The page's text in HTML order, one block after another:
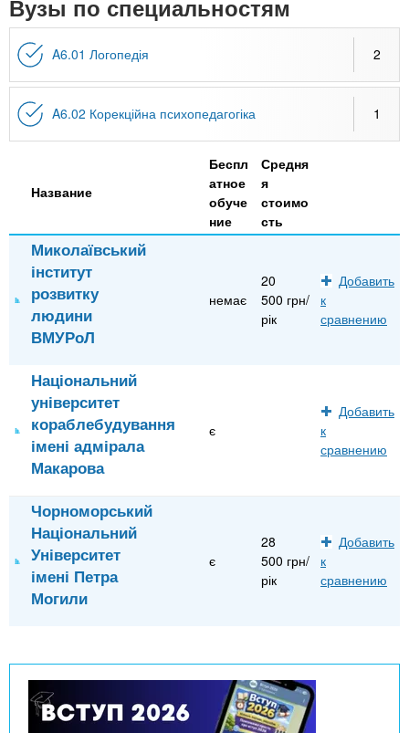
n
t
s
.
i
n
f
o
х
в
д
й
Онлайн курсы
За рубежом
Вузы по специальностям
A6.01 Логопедія 2
A6.02 Корекційна психопедагогіка 1
Название
Беспл
атное
обуче
ние
Средня
я
стоимо
сть
Миколаївський
інститут
розвитку
людини
ВМУРоЛ
немає
20
500 грн/
рік
Добавить
к
сравнению
Національний
університет
кораблебудування
імені адмірала
Макарова
є
Добавить
к
сравнению
Чорноморський
Національний
Університет
імені Петра
Могили
є
28
500 грн/
рік
Добавить
к
сравнению